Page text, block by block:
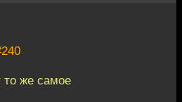
то же самое